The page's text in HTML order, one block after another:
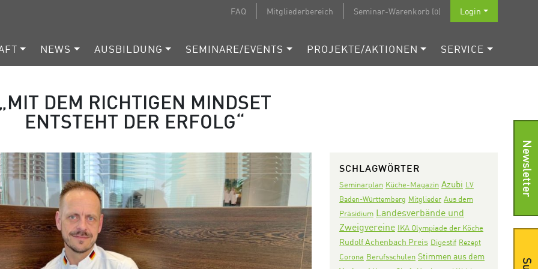
FAQ Mitgliederbereich Seminar-Warenkorb (0) Login
NEWS AUSBILDUNG SEMINARE/EVENTS PROJEKTE/AKTIONEN SERVICE
DEM RICHTIGEN MINDSET
ENTSTEHT DER ERFOLG“
SCHLAGWÖRTER
Seminarplan Küche-Magazin Azubi LV
Baden-Württemberg Mitglieder Aus dem
Präsidium Landesverbände und
Zweigvereine IKA Olympiade der Köche
Rudolf Achenbach Preis Digestif Rezept
Corona Berufsschulen Stimmen aus dem
Newsletter